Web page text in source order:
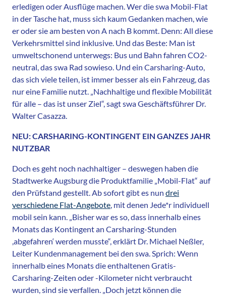
erledigen oder Ausflüge machen. Wer die swa Mobil-Flat
in der Tasche hat, muss sich kaum Gedanken machen, wie
er oder sie am besten von A nach B kommt. Denn: All diese
Verkehrsmittel sind inklusive. Und das Beste: Man ist
umweltschonend unterwegs: Bus und Bahn fahren CO2-
neutral, das swa Rad sowieso. Und ein Carsharing-Auto,
das sich viele teilen, ist immer besser als ein Fahrzeug, das
nur eine Familie nutzt. „Nachhaltige und flexible Mobilität
für alle – das ist unser Ziel“, sagt swa Geschäftsführer Dr.
Walter Casazza.
NEU: CARSHARING-KONTINGENT EIN GANZES JAHR
NUTZBAR
Doch es geht noch nachhaltiger – deswegen haben die
Stadtwerke Augsburg die Produktfamilie „Mobil-Flat“ auf
den Prüfstand gestellt. Ab sofort gibt es nun drei
verschiedene Flat-Angebote , mit denen Jede*r individuell
mobil sein kann. „Bisher war es so, dass innerhalb eines
Monats das Kontingent an Carsharing-Stunden
,abgefahren‘ werden musste“, erklärt Dr. Michael Neßler,
Leiter Kundenmanagement bei den swa. Sprich: Wenn
innerhalb eines Monats die enthaltenen Gratis-
Carsharing-Zeiten oder -Kilometer nicht verbraucht
wurden, sind sie verfallen. „Doch jetzt können die